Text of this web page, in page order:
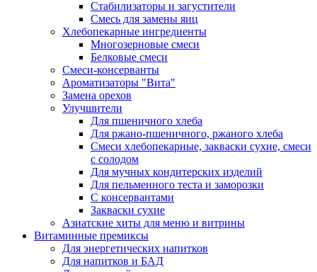
Стабилизаторы и загустители
Смесь для замены яиц
Хлебопекарные ингредиенты
Многозерновые смеси
Белковые смеси
Смеси-консерванты
Ароматизаторы "Вита"
Замена орехов
Улучшители
Для пшеничного хлеба
Для ржано-пшеничного, ржаного хлеба
Смеси хлебопекарные, закваски сухие, смеси
с солодом
Для мучных кондитерских изделий
Для пельменного теста и заморозки
С консервантами
Закваски сухие
Азиатские хиты для меню и витрины
Витаминные премиксы
Для энергетических напитков
Для напитков и БАД